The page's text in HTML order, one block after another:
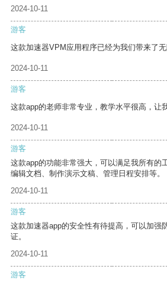
2024-10-11
游客
这款加速器VPM应用程序已经为我们带来了无
2024-10-11
游客
这款app的老师非常专业，教学水平很高，让
2024-10-11
游客
这款app的功能非常强大，可以满足我所有的
编辑文档、制作演示文稿、管理日程安排等。
2024-10-11
游客
这款加速器app的安全性有待提高，可以加强
证。
2024-10-11
游客